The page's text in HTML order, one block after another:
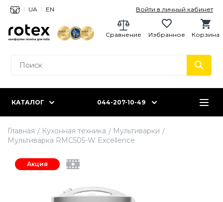
UA EN Войти в личный кабинет
Корзина
Избранное
Сравнение
КАТАЛОГ 044-207-10-49
Главная Кухонная техника
Мультиварки
Мультиварка RMC505-W Excellence
Акция